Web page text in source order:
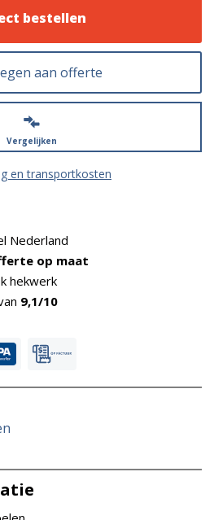
bestellen
aan offerte
Vergelijken
en transportkosten
Nederland
op maat
hekwerk
9,1/10